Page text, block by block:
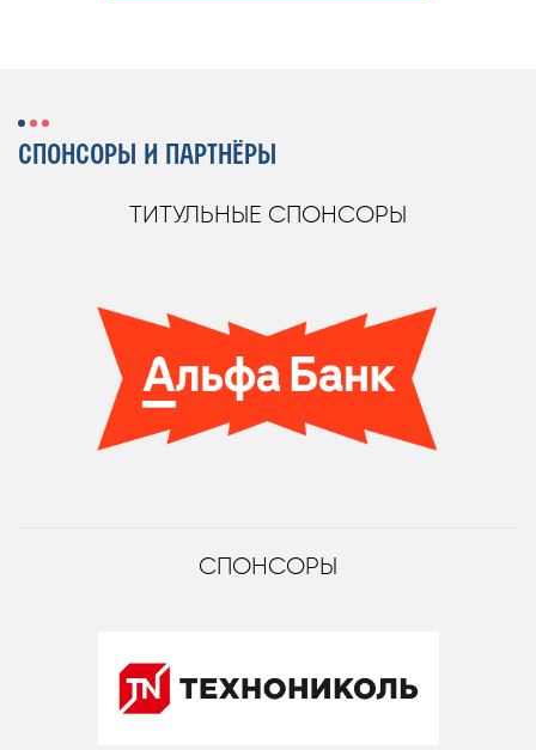
СПОНСОРЫ И ПАРТНЁРЫ
ТИТУЛЬНЫЕ СПОНСОРЫ
СПОНСОРЫ